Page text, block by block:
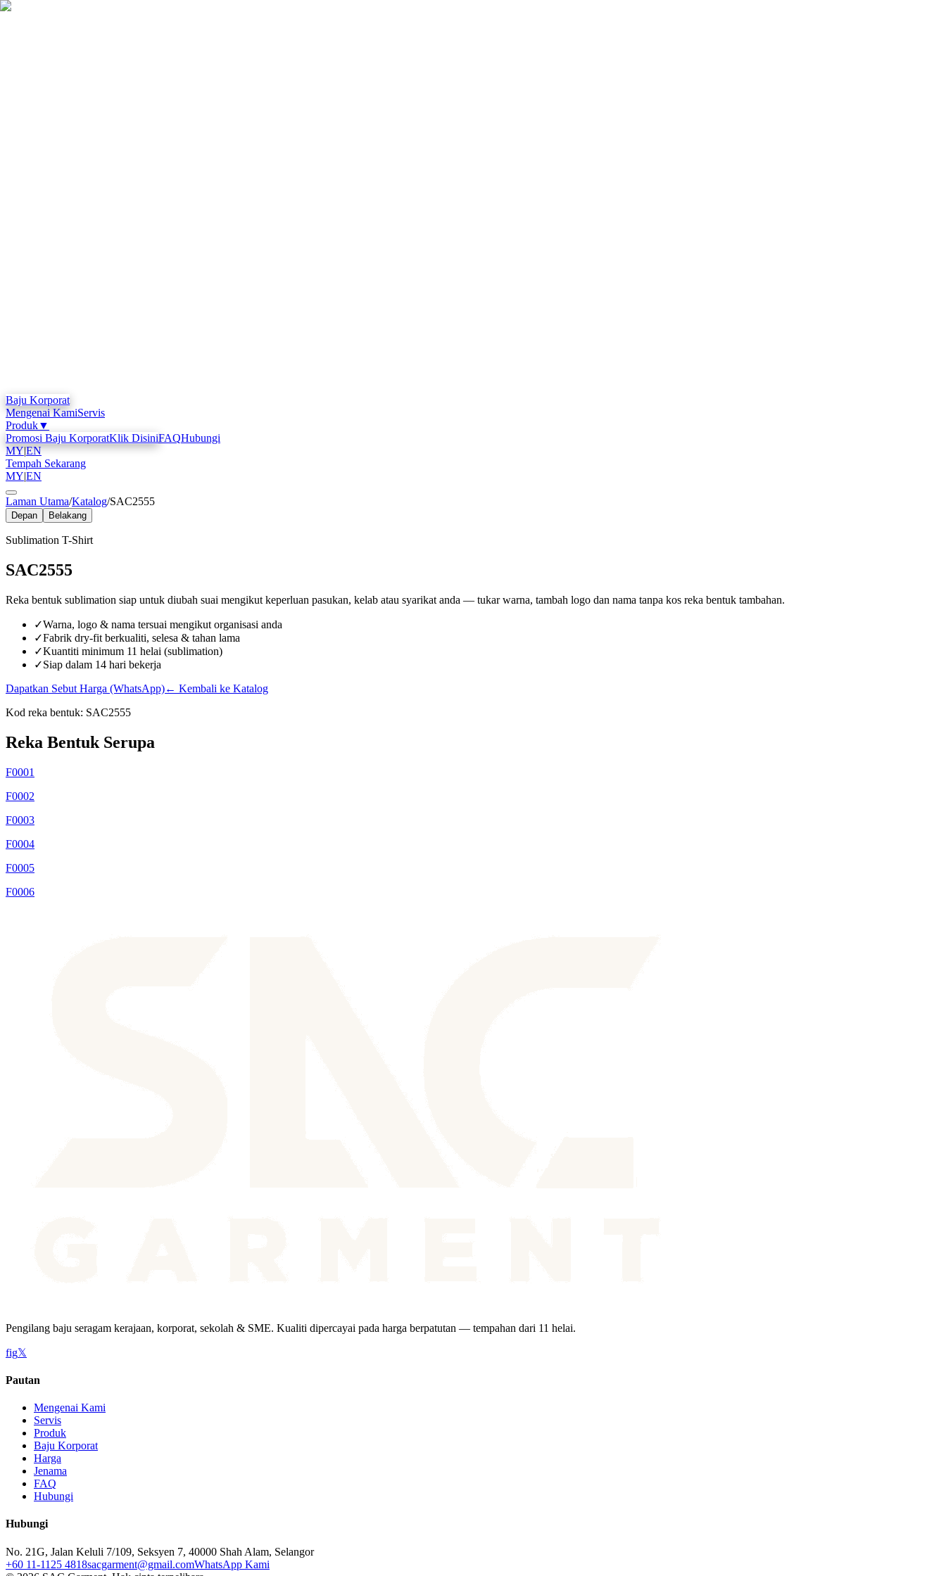
Baju Korporat
Mengenai KamiServis
Produk▼
Promosi Baju KorporatKlik DisiniFAQHubungi
MY|EN
Tempah Sekarang
MY|EN
Laman Utama/Katalog/SAC2555
Depan Belakang
Sublimation T-Shirt
SAC2555
Reka bentuk sublimation siap untuk diubah suai mengikut keperluan pasukan, kelab atau syarikat anda — tukar warna, tambah logo dan nama tanpa kos reka bentuk tambahan.
✓Warna, logo & nama tersuai mengikut organisasi anda
✓Fabrik dry-fit berkualiti, selesa & tahan lama
✓Kuantiti minimum 11 helai (sublimation)
✓Siap dalam 14 hari bekerja
Dapatkan Sebut Harga (WhatsApp)← Kembali ke Katalog
Kod reka bentuk: SAC2555
Reka Bentuk Serupa
F0001
F0002
F0003
F0004
F0005
F0006
Pengilang baju seragam kerajaan, korporat, sekolah & SME. Kualiti dipercayai pada harga berpatutan — tempahan dari 11 helai.
fig𝕏
Pautan
Mengenai Kami
Servis
Produk
Baju Korporat
Harga
Jenama
FAQ
Hubungi
Hubungi
No. 21G, Jalan Keluli 7/109, Seksyen 7, 40000 Shah Alam, Selangor
+60 11-1125 4818sacgarment@gmail.comWhatsApp Kami